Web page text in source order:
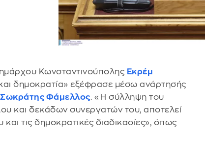
Κωνσταντινούπολης Εκρέμ
και δημοκρατία» εξέφρασε μέσω ανάρτησής
Σωκράτης Φάμελλος. «Η σύλληψη του
και δεκάδων συνεργατών του, αποτελεί
τις δημοκρατικές διαδικασίες», όπως